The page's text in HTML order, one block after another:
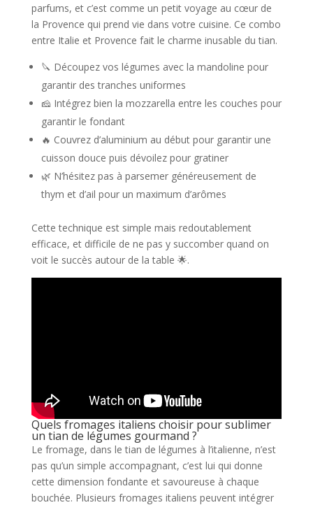
parfums, et c’est comme un petit voyage au cœur de
la Provence qui prend vie dans votre cuisine. Ce combo
entre Italie et Provence fait le charme inusable du tian.
🔪 Découpez vos légumes avec la mandoline pour
garantir des tranches uniformes
🧀 Intégrez bien la mozzarella entre les couches pour
garantir le fondant
🔥 Couvrez d’aluminium au début pour garantir une
cuisson douce puis dévoilez pour gratiner
🌿 N’hésitez pas à parsemer généreusement de
thym et d’ail pour un maximum d’arômes
Cette technique est simple mais redoutablement
efficace, et difficile de ne pas y succomber quand on
voit le succès autour de la table 🌟.
Quels fromages italiens choisir pour sublimer
un tian de légumes gourmand ?
Le fromage, dans le tian de légumes à l’italienne, n’est
pas qu’un simple accompagnant, c’est lui qui donne
cette dimension fondante et savoureuse à chaque
bouchée. Plusieurs fromages italiens peuvent intégrer